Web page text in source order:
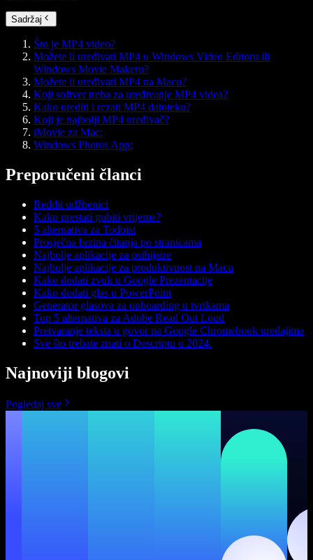
Sadržaj
Što je MP4 video?
Možete li uređivati MP4 u Windows Video Editoru ili
Windows Movie Makeru?
Možete li uređivati MP4 na Macu?
Koji softver treba za uređivanje MP4 videa?
Kako urediti i rezati MP4 datoteku?
Koji je najbolji MP4 uređivač?
iMovie za Mac:
Windows Photos App:
Preporučeni članci
Reddit udžbenici
Kako prestati gubiti vrijeme?
5 alternativa za Todoist
Prosječna brzina čitanja po stranicama
Najbolje aplikacije za psihijatre
Najbolje aplikacije za produktivnost na Macu
Kako dodati zvuk u Google Prezentacije
Kako dodati glas u PowerPoint
Generator glasova za onboarding u tvrtkama
Top 5 alternativa za Adobe Read Out Loud
Pretvaranje teksta u govor na Google Chromebook uređajima
Sve što trebate znati o Descriptu u 2024.
Najnoviji blogovi
Pogledaj sve